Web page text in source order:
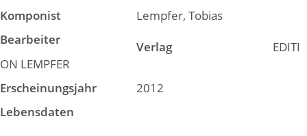
Komponist
Lempfer, Tobias
Bearbeiter
Verlag
EDITI
ON LEMPFER
Erscheinungsjahr
2012
Lebensdaten